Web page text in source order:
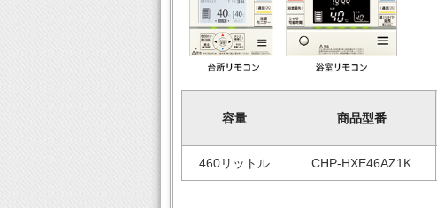
容量 商品型番
460リットル CHP-HXE46AZ1K